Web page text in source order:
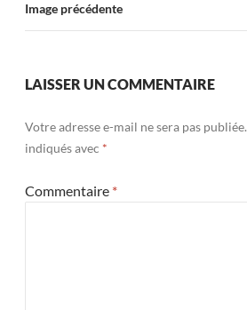
Image précédente
LAISSER UN COMMENTAIRE
Votre adresse e-mail ne sera pas publiée.
indiqués avec *
Commentaire *